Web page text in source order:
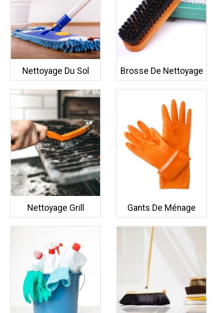
Nettoyage Du Sol Brosse De Nettoyage
Nettoyage Grill Gants De Ménage